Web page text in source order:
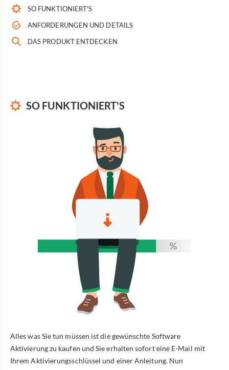
SO FUNKTIONIERT'S
ANFORDERUNGEN UND DETAILS
DAS PRODUKT ENTDECKEN
SO FUNKTIONIERT'S
Alles was Sie tun müssen ist die gewünschte Software
Aktivierung zu kaufen und Sie erhalten sofort eine E-Mail mit
Ihrem Aktivierungsschlüssel und einer Anleitung. Nun